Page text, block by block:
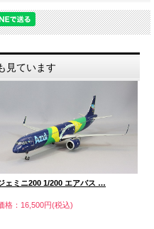
見ています
ェミニ200 1/200 エアバス …
格：16,500円(税込)